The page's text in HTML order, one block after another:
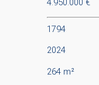
4.950.000 €
1794
2024
264 m²